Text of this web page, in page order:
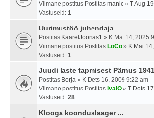
Viimane postitus Postitas manic » T Aug
Vastuseid: 1
Uurimustöö juhendaja
Postitas KaarelJoonas1 » K Mai 14, 2025
Viimane postitus Postitas LoCo » K Mai
Vastuseid: 1
Juudi laste tapmisest Pärnus 1941
Postitas Borja » K Dets 16, 2009 9:22 am
Viimane postitus Postitas ivalO » T Dets
Vastuseid: 28
Klooga koonduslaager ...